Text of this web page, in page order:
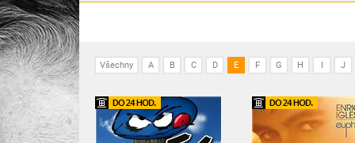
Všechny A B C D E F G H I J